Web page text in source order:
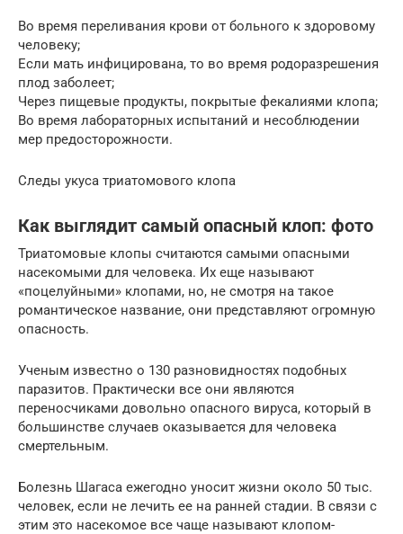
Во время переливания крови от больного к здоровому
человеку;
Если мать инфицирована, то во время родоразрешения
плод заболеет;
Через пищевые продукты, покрытые фекалиями клопа;
Во время лабораторных испытаний и несоблюдении
мер предосторожности.
Следы укуса триатомового клопа
Как выглядит самый опасный клоп: фото
Триатомовые клопы считаются самыми опасными
насекомыми для человека. Их еще называют
«поцелуйными» клопами, но, не смотря на такое
романтическое название, они представляют огромную
опасность.
Ученым известно о 130 разновидностях подобных
паразитов. Практически все они являются
переносчиками довольно опасного вируса, который в
большинстве случаев оказывается для человека
смертельным.
Болезнь Шагаса ежегодно уносит жизни около 50 тыс.
человек, если не лечить ее на ранней стадии. В связи с
этим это насекомое все чаще называют клопом-